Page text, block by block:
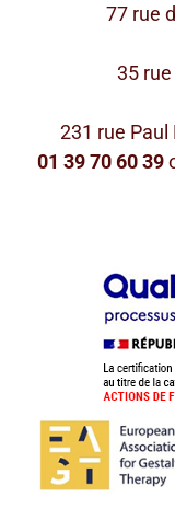
77 rue
35
231 rue Paul
01 39 70 60 39